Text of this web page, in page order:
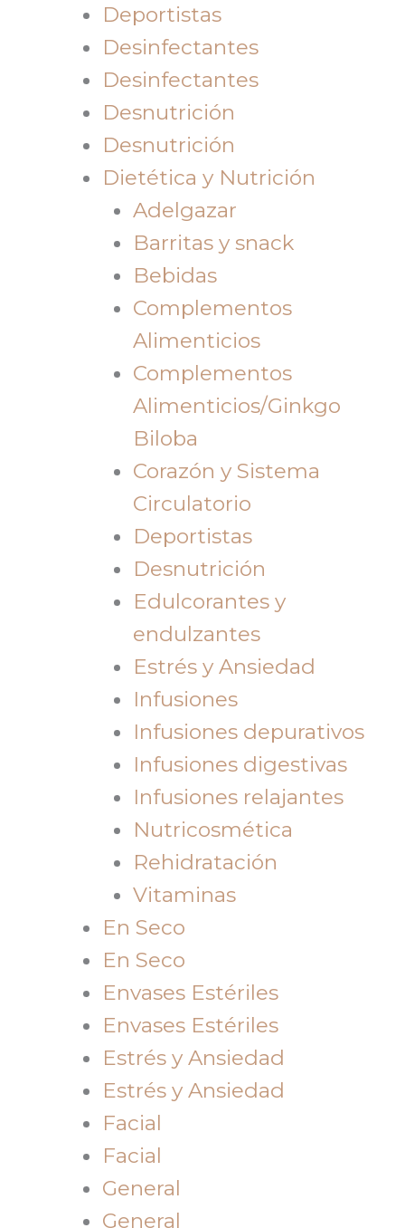
Deportistas
Desinfectantes
Desinfectantes
Desnutrición
Desnutrición
Dietética y Nutrición
Adelgazar
Barritas y snack
Bebidas
Complementos
Alimenticios
Complementos
Alimenticios/Ginkgo
Biloba
Corazón y Sistema
Circulatorio
Deportistas
Desnutrición
Edulcorantes y
endulzantes
Estrés y Ansiedad
Infusiones
Infusiones depurativos
Infusiones digestivas
Infusiones relajantes
Nutricosmética
Rehidratación
Vitaminas
En Seco
En Seco
Envases Estériles
Envases Estériles
Estrés y Ansiedad
Estrés y Ansiedad
Facial
Facial
General
General